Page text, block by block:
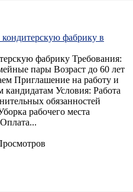
фабрику в
фабрику Требования:
пары Возраст до 60 лет
Приглашение на работу и
кандидатам Условия: Работа
обязанностей
рабочего места